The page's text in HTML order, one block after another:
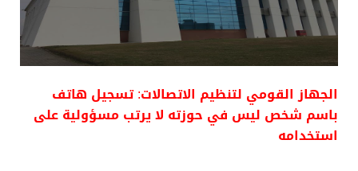
الجهاز القومي لتنظيم الاتصالات: تسجيل هاتف
باسم شخص ليس في حوزته لا يرتب مسؤولية على
استخدامه